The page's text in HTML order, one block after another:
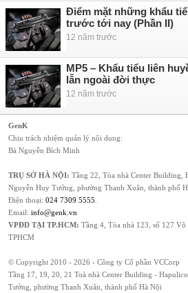
Điểm mặt những khẩu
trước tới nay (Phần II)
12 năm trước
MP5 – Khẩu tiểu liên
lẫn ngoài đời thực
12 năm trước
GenK
Chịu trách nhiệm quản lý nội dung:
Bà Nguyễn Bích Minh
TRỤ SỞ HÀ NỘI: Tầng 22, Tòa nhà Center Building,
Nguyễn Huy Tưởng, phường Thanh Xuân, thành phố
Điện thoại: 024 7309 5555
Email: info@genk.vn
VPĐD TẠI TP.HCM: Tầng 4, Tòa nhà 123, số 127 Võ
TPHCM
© Copyright 2010 - 2026 - Công ty Cổ phần VCCorp
Tầng 17, 19, 20, 21 Toà nhà Center Building -
Tưởng, phường Thanh Xuân, thành phố Hà Nội